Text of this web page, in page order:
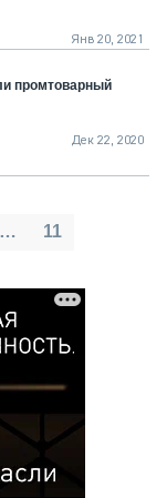
Янв 20, 2021
промтоварный
Дек 22, 2020
… 11